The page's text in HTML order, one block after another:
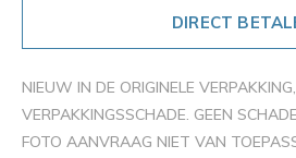
DIRECT
NIEUW IN DE ORIGINELE
VERPAKKINGSSCHADE. GEEN
FOTO AANVRAAG NIET VAN